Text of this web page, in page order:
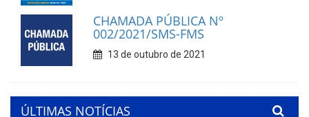
CHAMADA PÚBLICA Nº
002/2021/SMS-FMS
13 de outubro de 2021
ÚLTIMAS NOTÍCIAS